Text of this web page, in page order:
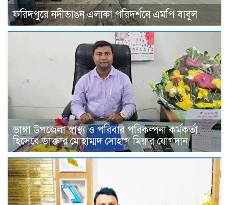
ফরিদপুরে নদীভাঙন এলাকা পরিদর্শনে এমপি বাবুল
ভাঙ্গা উপজেলা স্বাস্থ্য ও পরিবার পরিকল্পনা কর্মকর্তা
হিসেবে ডাক্তার মোহাম্মদ সোহাগ মিয়ার যোগদান